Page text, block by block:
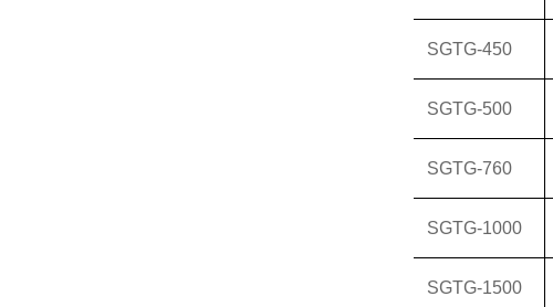
SGTG-450
SGTG-500
SGTG-760
SGTG-1000
SGTG-1500